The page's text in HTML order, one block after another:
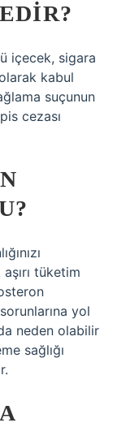
içecek, sigara
kabul
suçunun
cezası
tüketim
yol
neden olabilir
sağlığı